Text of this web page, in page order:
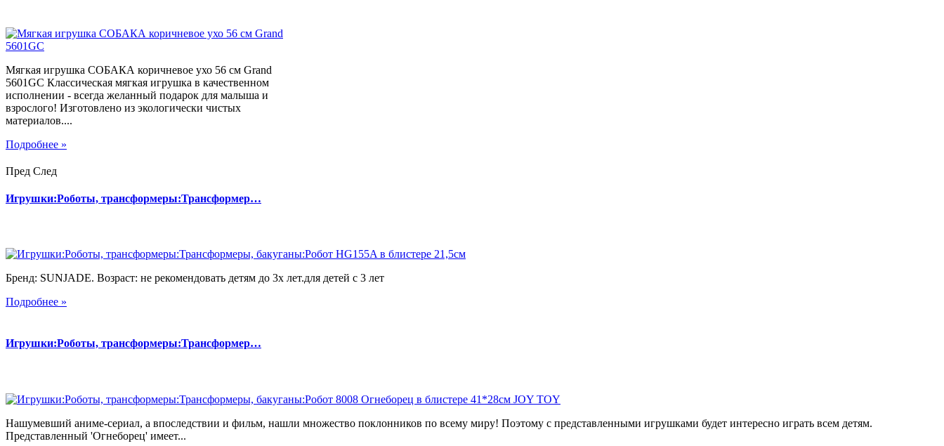
Мягкая игрушка СОБАКА коричневое ухо 56 см Grand
5601GC Классическая мягкая игрушка в качественном
исполнении - всегда желанный подарок для малыша и
взрослого! Изготовлено из экологически чистых
материалов....
Подробнее »
Пред След
Игрушки:Роботы, трансформеры:Трансформер…
Бренд: SUNJADE. Возраст: не рекомендовать детям до 3х лет.для детей с 3 лет
Подробнее »
Игрушки:Роботы, трансформеры:Трансформер…
Нашумевший аниме-сериал, а впоследствии и фильм, нашли множество поклонников по всему миру! Поэтому с представленными игрушками будет интересно играть всем детям.
Представленный 'Огнеборец' имеет...